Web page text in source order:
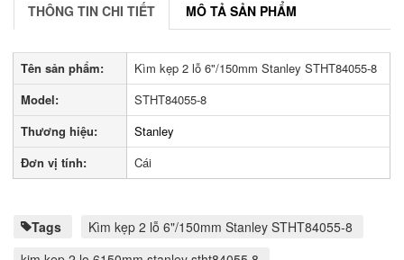
THÔNG TIN CHI TIẾT MÔ TẢ SẢN PHẨM
Tên sản phẩm:
Kìm kẹp 2 lỗ 6"/150mm Stanley STHT84055-8
Model:
STHT84055-8
Thương hiệu:
Stanley
Đơn vị tính:
Cái
Tags
Kìm kẹp 2 lỗ 6"/150mm Stanley STHT84055-8